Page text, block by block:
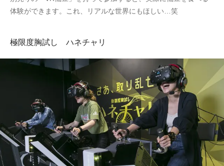
体験ができます。これ、リアルな世界にもほしい…笑
極限度胸試し ハネチャリ